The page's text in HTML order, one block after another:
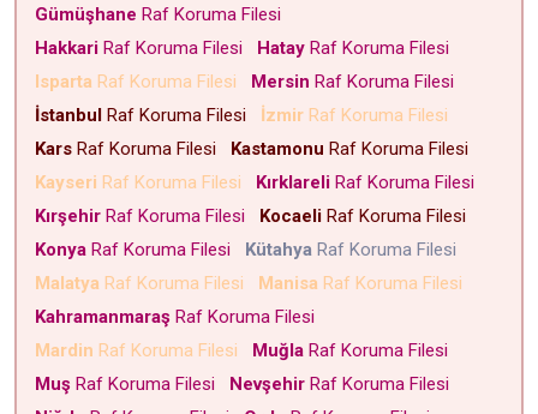
Gümüşhane Raf Koruma Filesi
Hakkari Raf Koruma Filesi Hatay Raf Koruma Filesi
Isparta Raf Koruma Filesi Mersin Raf Koruma Filesi
İstanbul Raf Koruma Filesi İzmir Raf Koruma Filesi
Kars Raf Koruma Filesi Kastamonu Raf Koruma Filesi
Kayseri Raf Koruma Filesi Kırklareli Raf Koruma Filesi
Kırşehir Raf Koruma Filesi Kocaeli Raf Koruma Filesi
Konya Raf Koruma Filesi Kütahya Raf Koruma Filesi
Malatya Raf Koruma Filesi Manisa Raf Koruma Filesi
Kahramanmaraş Raf Koruma Filesi
Mardin Raf Koruma Filesi Muğla Raf Koruma Filesi
Muş Raf Koruma Filesi Nevşehir Raf Koruma Filesi